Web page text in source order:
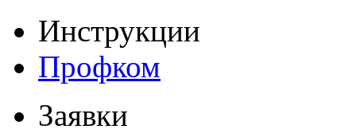
Инструкции
Профком
Заявки